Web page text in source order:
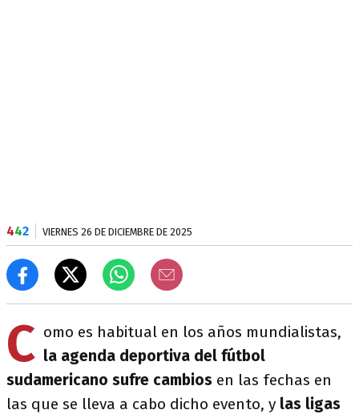
442 VIERNES 26 DE DICIEMBRE DE 2025
C omo es habitual en los años mundialistas,
la agenda deportiva del fútbol
sudamericano sufre cambios en las fechas en
las que se lleva a cabo dicho evento, y las ligas